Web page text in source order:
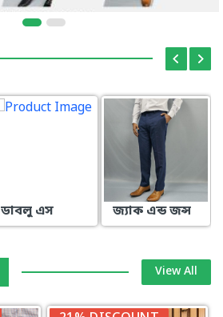
ডাবলু এস জ্যাক এন্ড জন্স
View All